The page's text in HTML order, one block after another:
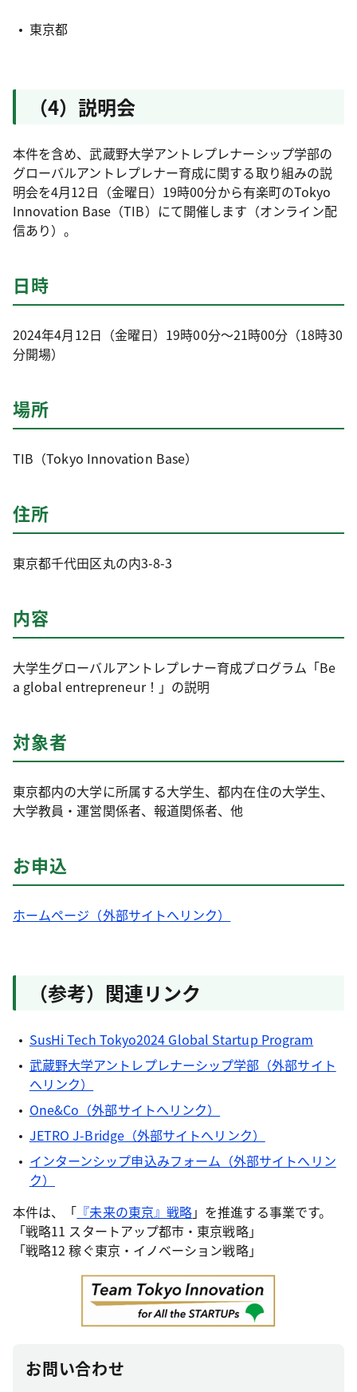
東京都
（4）説明会
本件を含め、武蔵野大学アントレプレナーシップ学部の
グローバルアントレプレナー育成に関する取り組みの説
明会を4月12日（金曜日）19時00分から有楽町のTokyo
Innovation Base（TIB）にて開催します（オンライン配
信あり）。
日時
2024年4月12日（金曜日）19時00分〜21時00分（18時30
分開場）
場所
TIB（Tokyo Innovation Base）
住所
東京都千代田区丸の内3-8-3
内容
大学生グローバルアントレプレナー育成プログラム「Be
a global entrepreneur！」の説明
対象者
東京都内の大学に所属する大学生、都内在住の大学生、
大学教員・運営関係者、報道関係者、他
お申込
ホームページ（外部サイトへリンク）
（参考）関連リンク
SusHi Tech Tokyo2024 Global Startup Program
武蔵野大学アントレプレナーシップ学部（外部サイト
へリンク）
One&Co（外部サイトへリンク）
JETRO J-Bridge（外部サイトへリンク）
インターンシップ申込みフォーム（外部サイトへリン
ク）
本件は、「 『未来の東京』戦略」を推進する事業です。
「戦略11 スタートアップ都市・東京戦略」
「戦略12 稼ぐ東京・イノベーション戦略」
お問い合わせ